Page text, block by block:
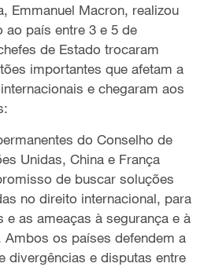
Emmanuel Macron, realizou
ao país entre 3 e5 de
de Estado trocaram
importantes que afetam a
e chegaram aos
:
do Conselho de
Unidas, China e França
debuscar soluções
no direito internacional, para
e as ameaças à segurança e à
Ambos os países defendem a
divergências e disputas entre